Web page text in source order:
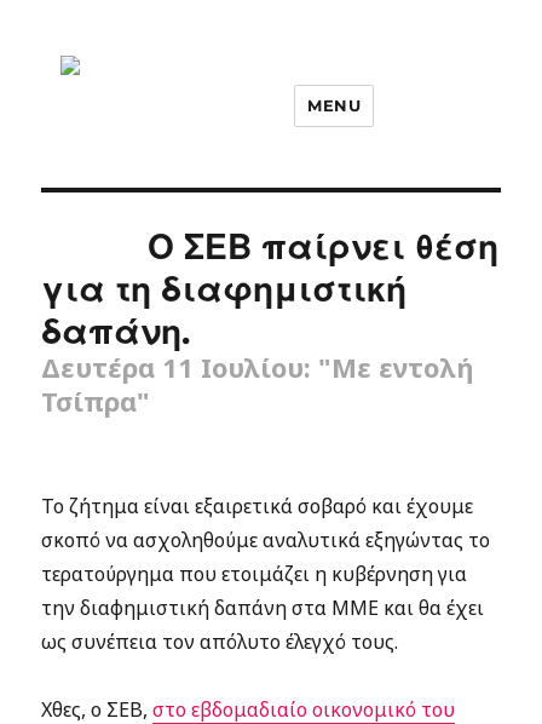
MENU
Ο ΣΕΒ παίρνει θέση
για τη διαφημιστική
δαπάνη.
Δευτέρα 11 Ιουλίου: "Με εντολή
Τσίπρα"
Το ζήτημα είναι εξαιρετικά σοβαρό και έχουμε
σκοπό να ασχοληθούμε αναλυτικά εξηγώντας το
τερατούργημα που ετοιμάζει η κυβέρνηση για
την διαφημιστική δαπάνη στα ΜΜΕ και θα έχει
ως συνέπεια τον απόλυτο έλεγχό τους.
Χθες, ο ΣΕΒ,στο εβδομαδιαίο οικονομικό του